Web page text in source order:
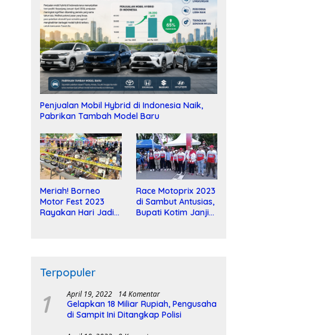
Penjualan Mobil Hybrid di Indonesia Naik,
Pabrikan Tambah Model Baru
Meriah! Borneo
Motor Fest 2023
Rayakan Hari Jadi
Race Motoprix 2023
di Sambut Antusias,
Bupati Kotim Janji
Terpopuler
1 April 19, 2022 14 Komentar
Gelapkan 18 Miliar Rupiah, Pengusaha
di Sampit Ini Ditangkap Polisi